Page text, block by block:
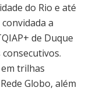
do Rio e até
a
de Duque
trilhas
Globo, além